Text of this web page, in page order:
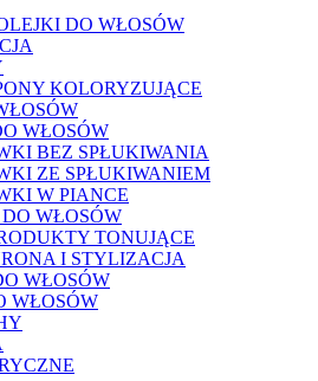
DO WŁOSÓW
KOLORYZUJĄCE
WŁOSÓW
BEZ SPŁUKIWANIA
ZE SPŁUKIWANIEM
W PIANCE
WŁOSÓW
TONUJĄCE
I STYLIZACJA
WŁOSÓW
WŁOSÓW